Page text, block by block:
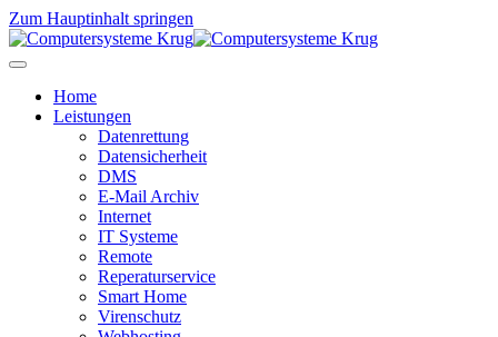
Zum Hauptinhalt springen
Home
Leistungen
Datenrettung
Datensicherheit
DMS
E-Mail Archiv
Internet
IT Systeme
Remote
Reperaturservice
Smart Home
Virenschutz